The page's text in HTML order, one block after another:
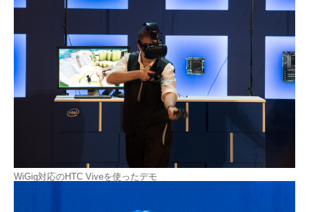
WiGig対応のHTC Viveを使ったデモ